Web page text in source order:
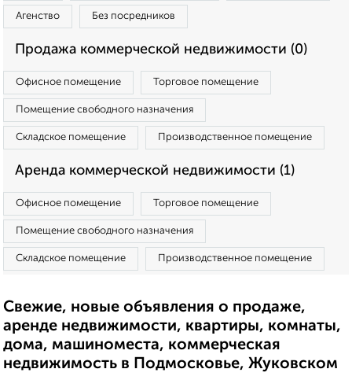
Агенство Без посредников
Продажа коммерческой недвижимости (0)
Офисное помещение Торговое помещение
Помещение свободного назначения
Складское помещение Производственное помещение
Аренда коммерческой недвижимости (1)
Офисное помещение Торговое помещение
Помещение свободного назначения
Складское помещение Производственное помещение
Свежие, новые объявления о продаже,
аренде недвижимости, квартиры, комнаты,
дома, машиноместа, коммерческая
недвижимость в Подмосковье, Жуковском